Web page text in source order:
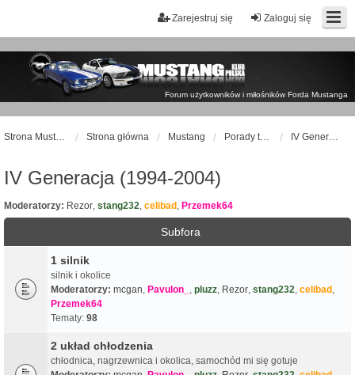
Zaloguj się
Zarejestruj się
Forum użytkowników i miłośników Forda Mustanga
Strona Mustangklub.pl Strona główna Mustang Porady techniczne IV Generacja (1994-2004)
IV Generacja (1994-2004)
Moderatorzy: Rezor, stang232, celibad, Przemek64
Subfora
1 silnik
silnik i okolice
Moderatorzy: mcgan, Pavulon_ , pluzz, Rezor, stang232, celibad,
Przemek64
Tematy: 98
2 układ chłodzenia
chłodnica, nagrzewnica i okolica, samochód mi się gotuje